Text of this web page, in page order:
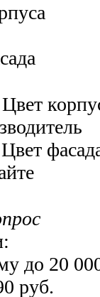
Цвет
Цвет
до 20
руб.